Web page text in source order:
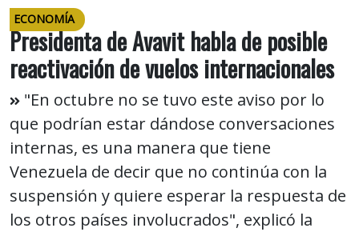
ECONOMÍA
Presidenta de Avavit habla de posible
reactivación de vuelos internacionales
"En octubre no se tuvo este aviso por lo
que podrían estar dándose conversaciones
internas, es una manera que tiene
Venezuela de decir que no continúa con la
suspensión y quiere esperar la respuesta de
los otros países involucrados", explicó la